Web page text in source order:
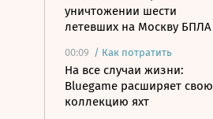
уничтожении шести
летевших на Москву БПЛА
00:09 / Как потратить
На все случаи жизни:
Bluegame расширяет свою
коллекцию яхт